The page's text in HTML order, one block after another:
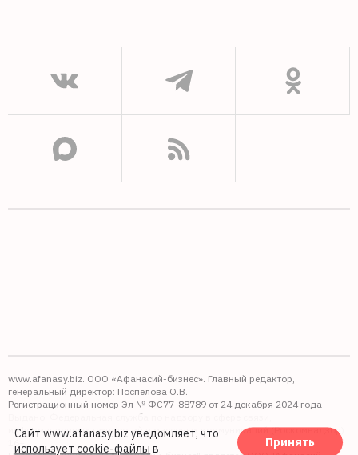
www.afanasy.biz. ООО «Афанасий-бизнес». Главный редактор,
генеральный директор: Поспелова О.В.
Регистрационный номер Эл № ФС77-88789 от 24 декабря 2024 года
Выдано: Федеральная служба по надзору в сфере связи,
информационных технологий и массовых коммуникаций (Роскомнадзор).
Сайт www.afanasy.biz уведомляет, что
использует cookie-файлы в Принять